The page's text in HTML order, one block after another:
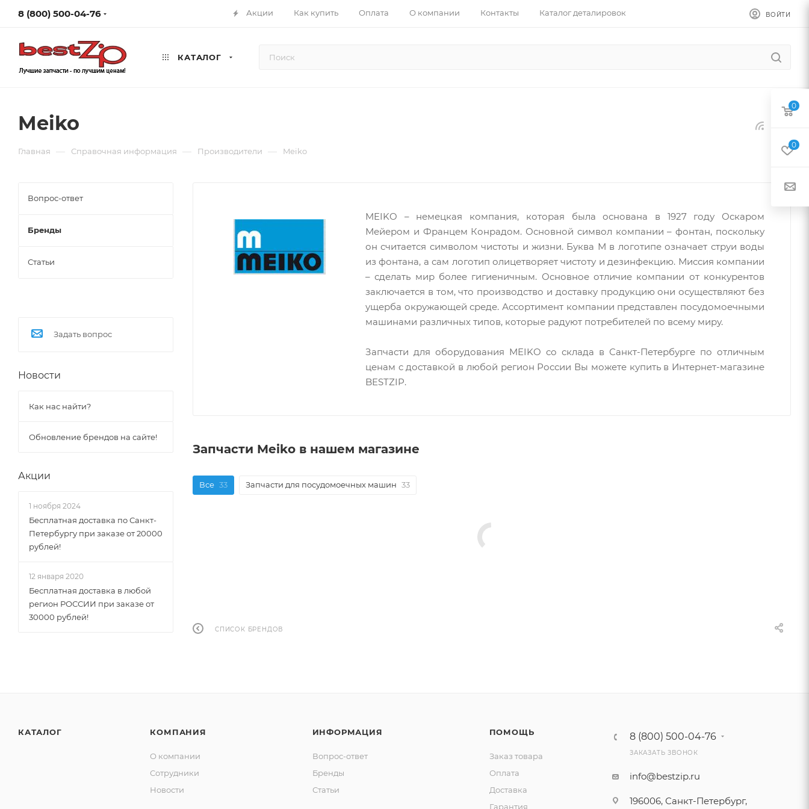
8 (800) 500-04-76 Акции Как купить Оплата О компании Контакты Каталог деталировок ВОЙТИ
КАТАЛОГ
Meiko
Главная — Справочная информация — Производители — Meiko
MEIKO – немецкая компания, которая была основана в 1927 году Оскаром
Мейером и Францем Конрадом. Основной символ компании – фонтан, поскольку
он считается символом чистоты и жизни. Буква М в логотипе означает струи воды
из фонтана, а сам логотип олицетворяет чистоту и дезинфекцию. Миссия компании
– сделать мир более гигиеничным. Основное отличие компании от конкурентов
заключается в том, что производство и доставку продукцию они осуществляют без
ущерба окружающей среде. Ассортимент компании представлен посудомоечными
машинами различных типов, которые радуют потребителей по всему миру.
Запчасти для оборудования MEIKO со склада в Санкт-Петербурге по отличным
ценам c доставкой в любой регион России Вы можете купить в Интернет-магазине
BESTZIP.
Запчасти Meiko в нашем магазине
Все 33 Запчасти для посудомоечных машин 33
СПИСОК БРЕНДОВ
Вопрос-ответ
Бренды
Статьи
Задать вопрос
Новости
Как нас найти?
Обновление брендов на сайте!
Акции
1 ноября 2024
Бесплатная доставка по Санкт-
Петербургу при заказе от 20000
рублей!
12 января 2020
Бесплатная доставка в любой
регион РОССИИ при заказе от
30000 рублей!
КАТАЛОГ КОМПАНИЯ
О компании
Сотрудники
Новости
ИНФОРМАЦИЯ
Вопрос-ответ
Бренды
Статьи
ПОМОЩЬ
Заказ товара
Оплата
Доставка
Гарантия
8 (800) 500-04-76
ЗАКАЗАТЬ ЗВОНОК
info@bestzip.ru
196006, Санкт-Петербург,
0
0